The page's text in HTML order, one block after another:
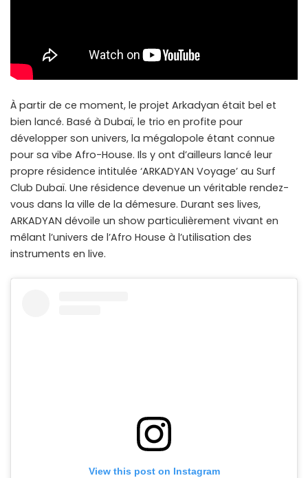
À partir de ce moment, le projet Arkadyan était bel et
bien lancé. Basé à Dubaï, le trio en profite pour
développer son univers, la mégalopole étant connue
pour sa vibe Afro-House. Ils y ont d’ailleurs lancé leur
propre résidence intitulée ‘ARKADYAN Voyage’ au Surf
Club Dubaï. Une résidence devenue un véritable rendez-
vous dans la ville de la démesure. Durant ses lives,
ARKADYAN dévoile un show particulièrement vivant en
mêlant l’univers de l’Afro House à l’utilisation des
instruments en live.
View this post on Instagram